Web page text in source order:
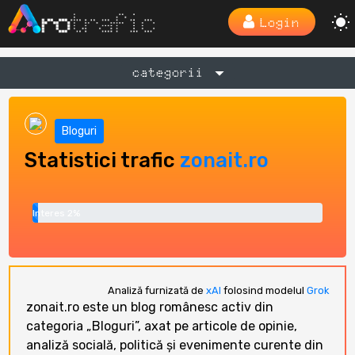
Login
categorii
Bloguri
Statistici trafic zonait.ro
Interes 2%
Analiză furnizată de xAI folosind modelul Grok
zonait.ro este un blog românesc activ din
categoria „Bloguri”, axat pe articole de opinie,
analiză socială, politică și evenimente curente din